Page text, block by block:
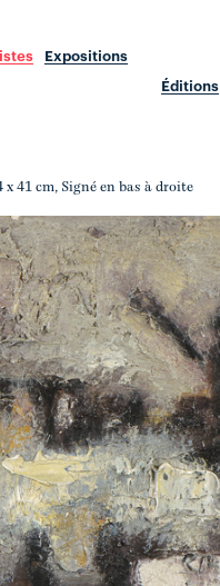
Expositions
Éditions
41 cm, Signé en bas à droite